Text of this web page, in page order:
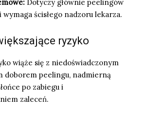
Dotyczy głównie peelingów
ścisłego nadzoru lekarza.
ryzyko
wiąże się z niedoświadczonym
doborem peelingu, nadmierną
po zabiegu i
zaleceń.